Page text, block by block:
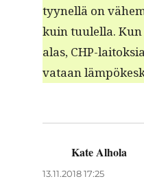
tyynel­lä on
kuin tuulel­la.
alas, CHP-
vataan
Kate Alhola
13.11.2018 17:25